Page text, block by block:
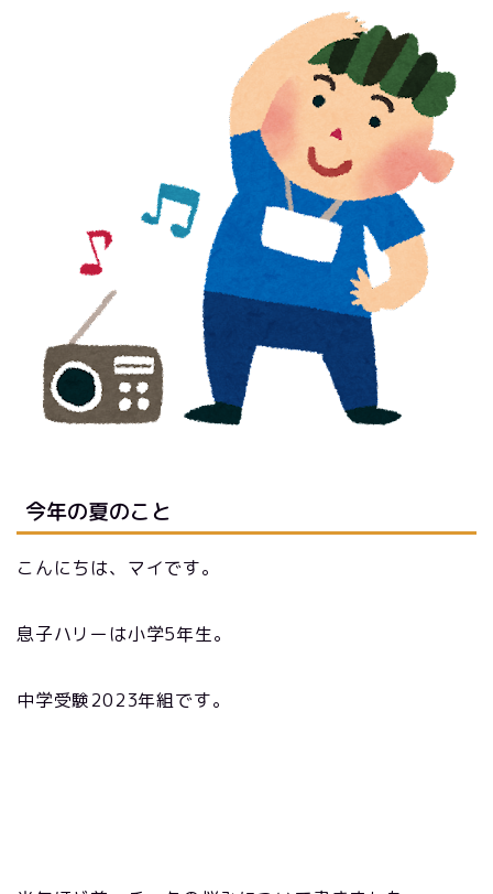
今年の夏のこと
こんにちは、マイです。
息子ハリーは小学5年生。
中学受験2023年組です。